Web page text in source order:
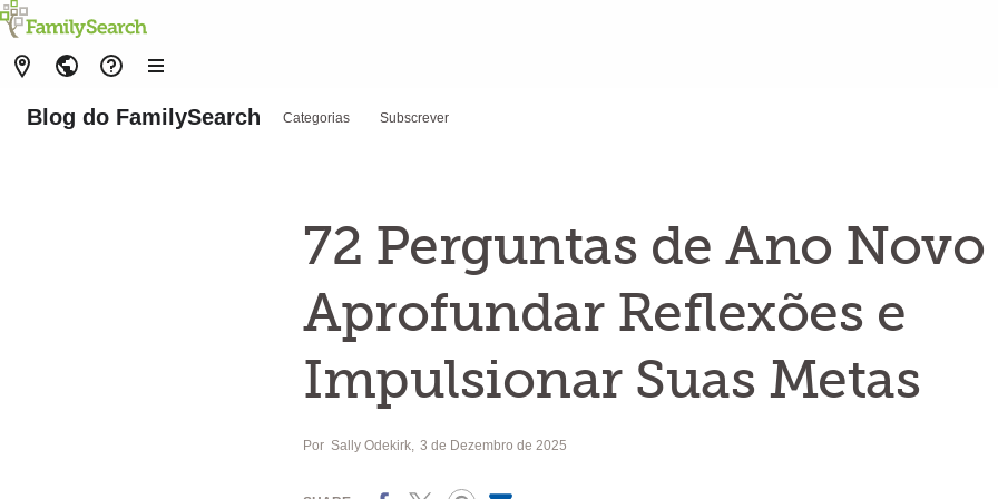
Blog do FamilySearch Categorias Subscrever
72 Perguntas de Ano Novo
Aprofundar Reflexões e
Impulsionar Suas Metas
Por Sally Odekirk 3 de Dezembro de 2025